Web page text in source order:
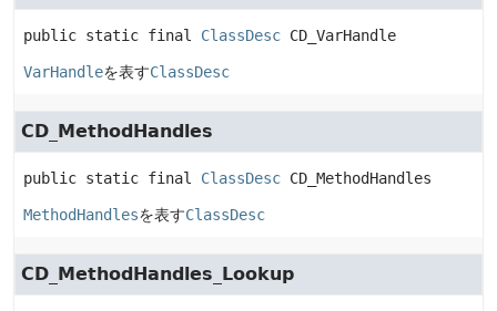
public static final ClassDesc CD_VarHandle
VarHandleを表すClassDesc
CD_MethodHandles
public static final ClassDesc CD_MethodHandles
MethodHandlesを表すClassDesc
CD_MethodHandles_Lookup